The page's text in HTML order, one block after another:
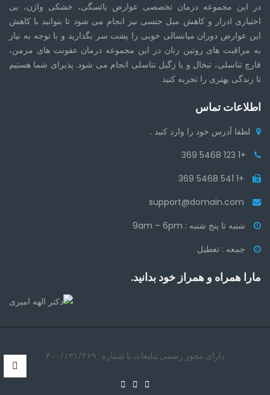
در این مجموعه درمان تخصصی عوارض یائسگی، خشکی واژن، بی
اختیاری ادرار و کاهش میل جنسی نیز انجام می شود تا بتوانید با کاهش
این عوارض دوران میانسالی خوبی را پشت سر بگذارید و با توجه به نیاز
به مراقبت های روتین زنان در این مجموعه درمان عفونت های مزمن،
قارچ تناسلی، تبخال و یا زگیل تناسلی انجام می شود. پذیرای شما هستیم
تا زندگی بهتری را تجربه کنید
اطلاعات تماس
لطفا آدرس خود را وارد کنید .
+1 123 5468 369
+1 541 5468 369
شنبه تا پنج شنبه : 9am – 6pm
جمعه : تعطیل
مارا همراه و همراز خود بدانید.
دارای مجوز رسمی تبلیغات با شماره : ۴۰۰/۱۳۱/۳۶۹